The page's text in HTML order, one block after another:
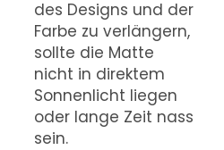
des Designs und der
Farbe zu verlängern,
sollte die Matte
nicht in direktem
Sonnenlicht liegen
oder lange Zeit nass
sein.